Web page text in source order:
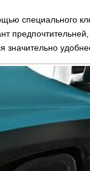
специального
значительно